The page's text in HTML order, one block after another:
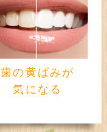
歯の黄ばみが
気になる